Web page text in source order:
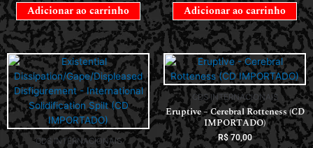
Adicionar ao carrinho Adicionar ao carrinho
CDS INTERNACIONAIS
CDS INTERNACIONAIS
Eruptive – Cerebral Rotteness (CD
IMPORTADO)
R$70,00